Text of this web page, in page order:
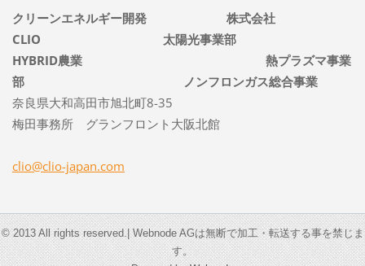
クリーンエネルギー開発 株式会社
CLIO 太陽光事業部
HYBRID農業 熱プラズマ事業
部 ノンフロンガス総合事業
奈良県大和高田市旭北町8-35
梅田事務所 グランフロント大阪北館
clio@clio-japan.com
© 2013 All rights reserved.| Webnode AGは無断で加工・転送する事を禁じま
す。